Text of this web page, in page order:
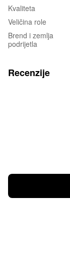
Kvaliteta
Veličina role
Brend i zemlja
podrijetla
Recenzije